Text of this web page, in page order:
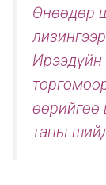
Өнөөдөр
Ирээдүйн
өөрийгөө
таны